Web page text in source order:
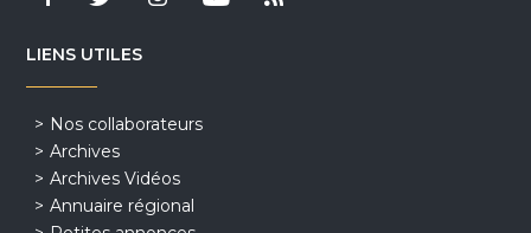
LIENS UTILES
Nos collaborateurs
Archives
Archives Vidéos
Annuaire régional